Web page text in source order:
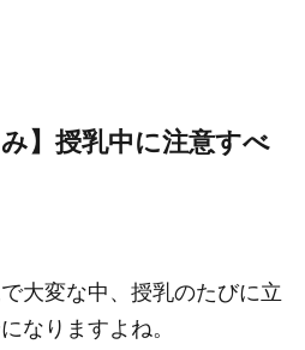
】授乳中に注意すべ
大変な中、授乳のたびに立
なりますよね。